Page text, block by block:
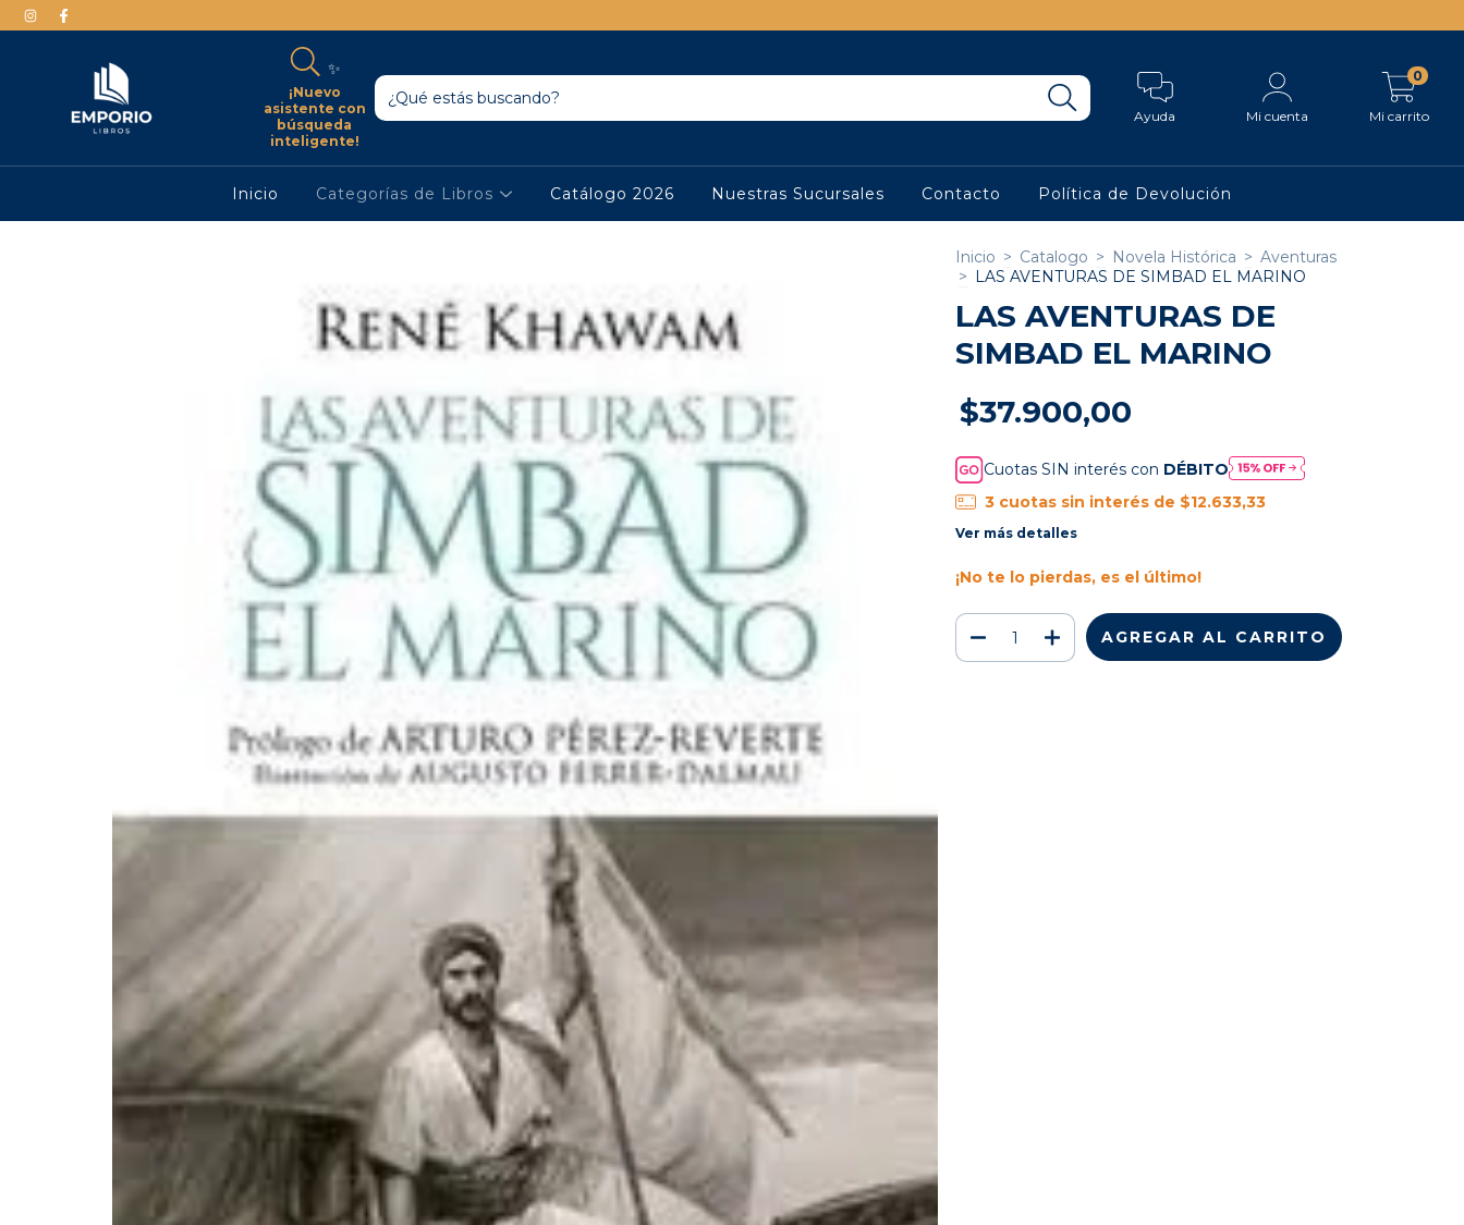
✨
¡Nuevo
asistente con
búsqueda
inteligente!
Ayuda Mi cuenta Mi carrito
0
Inicio Categorías de Libros Catálogo 2026 Nuestras Sucursales Contacto Política de Devolución
Inicio > Catalogo > Novela Histórica > Aventuras
> LAS AVENTURAS DE SIMBAD EL MARINO
LAS AVENTURAS DE
SIMBAD EL MARINO
$37.900,00
Cuotas SIN interés con DÉBITO
3 cuotas sin interés de $12.633,33
Ver más detalles
¡No te lo pierdas, es el último!